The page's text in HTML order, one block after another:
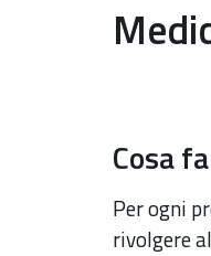
Cosa
Per ogni
rivolgere al